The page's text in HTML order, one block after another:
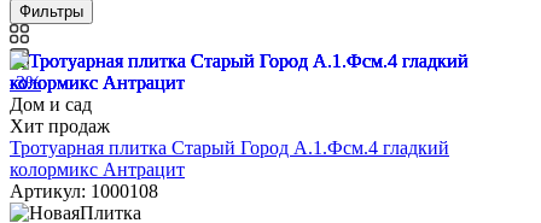
Фильтры
-3%
Дом и сад
Хит продаж
Тротуарная плитка Старый Город А.1.Фсм.4 гладкий
колормикс Антрацит
Артикул: 1000108